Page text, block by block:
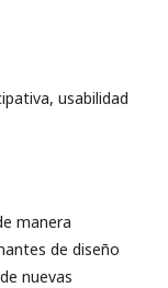
usabilidad
manera
de diseño
nuevas